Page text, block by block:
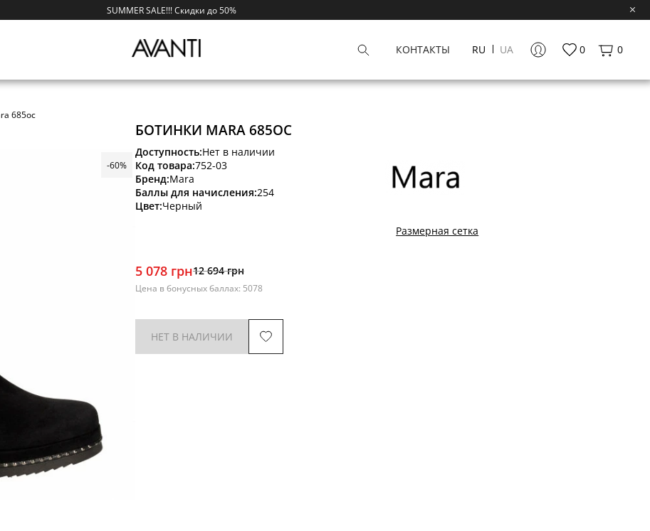
SUMMER SALE!!! Скидки до 50%
КОНТАКТЫ RU UA 0 0
685ос
-60%
БОТИНКИ MARA 685ОС
Доступность:Нет в наличии
Код товара:752-03
Бренд:Mara
Баллы для начисления:254
Цвет:Черный
Размерная сетка
5 078 грн12 694 грн
Цена в бонусных баллах: 5078
НЕТ В НАЛИЧИИ